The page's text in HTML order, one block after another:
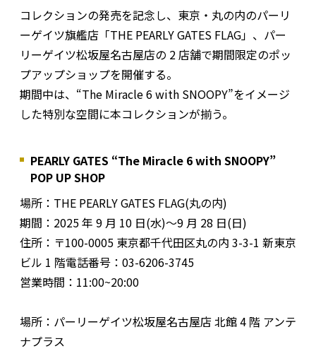
コレクションの発売を記念し、東京・丸の内のパーリ
ーゲイツ旗艦店「THE PEARLY GATES FLAG」、パー
リーゲイツ松坂屋名古屋店の 2 店舗で期間限定のポッ
プアップショップを開催する。
期間中は、“The Miracle 6 with SNOOPY”をイメージ
した特別な空間に本コレクションが揃う。
PEARLY GATES “The Miracle 6 with SNOOPY”
POP UP SHOP
場所：THE PEARLY GATES FLAG(丸の内)
期間：2025 年 9 月 10 日(水)～9 月 28 日(日)
住所：〒100-0005 東京都千代田区丸の内 3-3-1 新東京
ビル 1 階電話番号：03-6206-3745
営業時間：11:00~20:00
場所：パーリーゲイツ松坂屋名古屋店 北館 4 階 アンテ
ナプラス